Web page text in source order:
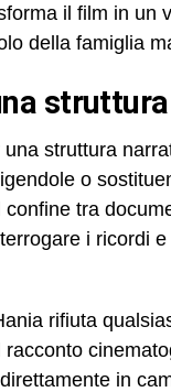
il film in un
della famiglia
struttura
o
confine tra
i ricordi
rifiuta
in